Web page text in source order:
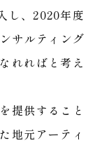
し、2020年度
サルティング
れればと考え
提供すること
地元アーティ